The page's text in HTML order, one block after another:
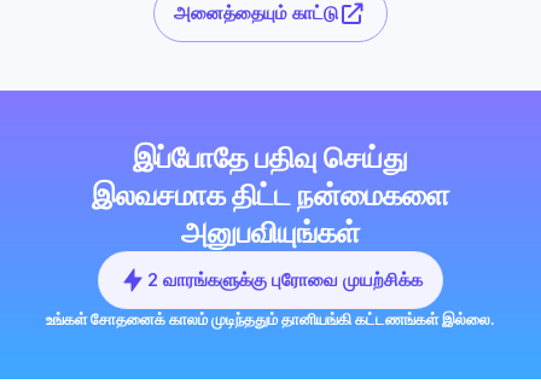
அனைத்தையும் காட்டு
இப்போதே பதிவு செய்து
இலவசமாக திட்ட நன்மைகளை
அனுபவியுங்கள்
2 வாரங்களுக்கு புரோவை முயற்சிக்க
உங்கள் சோதனைக் காலம் முடிந்ததும் தானியங்கி கட்டணங்கள் இல்லை.